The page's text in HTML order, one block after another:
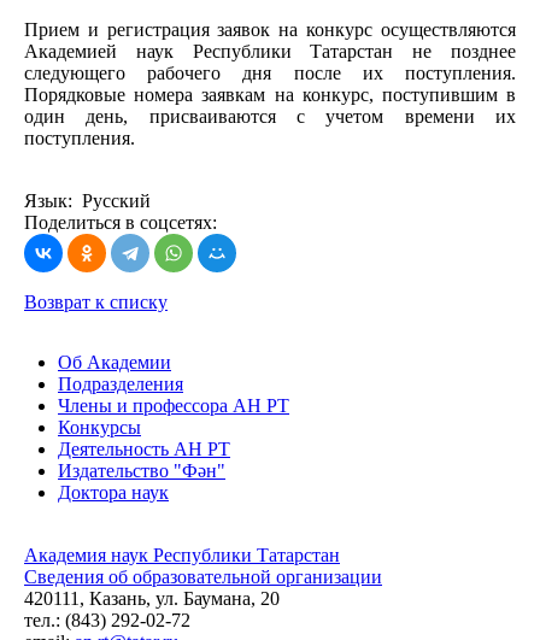
Прием и регистрация заявок на конкурс осуществляются
Академией наук Республики Татарстан не позднее
следующего рабочего дня после их поступления.
Порядковые номера заявкам на конкурс, поступившим в
один день, присваиваются с учетом времени их
поступления.
Язык: Русский
Поделиться в соцсетях:
Возврат к списку
Об Академии
Подразделения
Члены и профессора АН РТ
Конкурсы
Деятельность АН РТ
Издательство "Фән"
Доктора наук
Академия наук Республики Татарстан
Сведения об образовательной организации
420111, Казань, ул. Баумана, 20
тел.: (843) 292-02-72